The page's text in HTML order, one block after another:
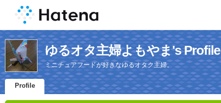
ゆるオタ主婦よもやま's Profile
ミニチュアフードが好きなゆるオタク主婦。
Profile